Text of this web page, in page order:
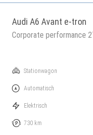
Audi A6 Avant e-tron
Corporate performance
Stationwagon
Automatisch
Elektrisch
730 km